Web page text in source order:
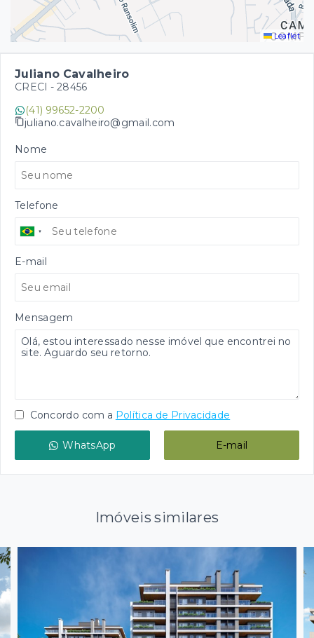
Leaflet
Juliano Cavalheiro
CRECI - 28456
(41) 99652-2200
juliano.cavalheiro@gmail.com
Nome
Telefone
E-mail
Mensagem
Concordo com a Política de Privacidade
WhatsApp E-mail
Imóveis similares